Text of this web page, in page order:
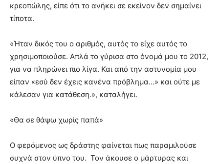
κρεοπώλης, είπε ότι το ανήκει σε εκείνον δεν σημαίνει
τίποτα.
«Ήταν δικός του ο αριθμός, αυτός το είχε αυτός το
χρησιμοποιούσε. Απλά το γύρισα στο όνομά μου το 2012,
για να πληρώνει πιο λίγα. Και από την αστυνομία μου
είπαν «εσύ δεν έχεις κανένα πρόβλημα…» και ούτε με
κάλεσαν για κατάθεση.», καταλήγει.
«Θα σε θάψω χωρίς παπά»
Ο φερόμενος ως δράστης φαίνεται πως παραμιλούσε
συχνά στον ύπνο του. Τον άκουσε ο μάρτυρας και